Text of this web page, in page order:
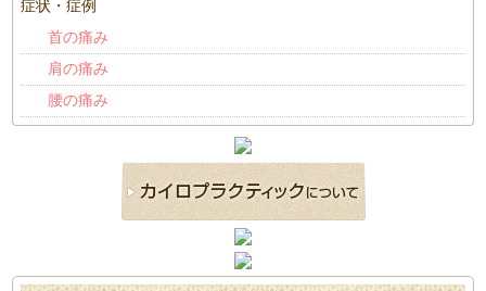
症状・症例
首の痛み
肩の痛み
腰の痛み